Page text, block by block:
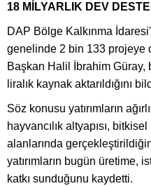
18 MİLYARLIK DEV
DAP Bölge Kalkınma
genelinde 2 bin 133 projeye
Başkan Halil İbrahim
liralık kaynak aktarıldığını
Söz konusu yatırımların
hayvancılık altyapısı,
alanlarında
yatırımların bugün üretime,
katkı sunduğunu kaydetti.